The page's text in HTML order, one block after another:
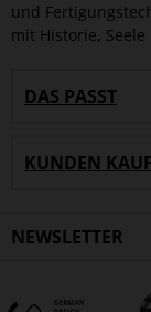
und
mit Historie,
DAS PASST
KUNDEN
NEWSLETTER